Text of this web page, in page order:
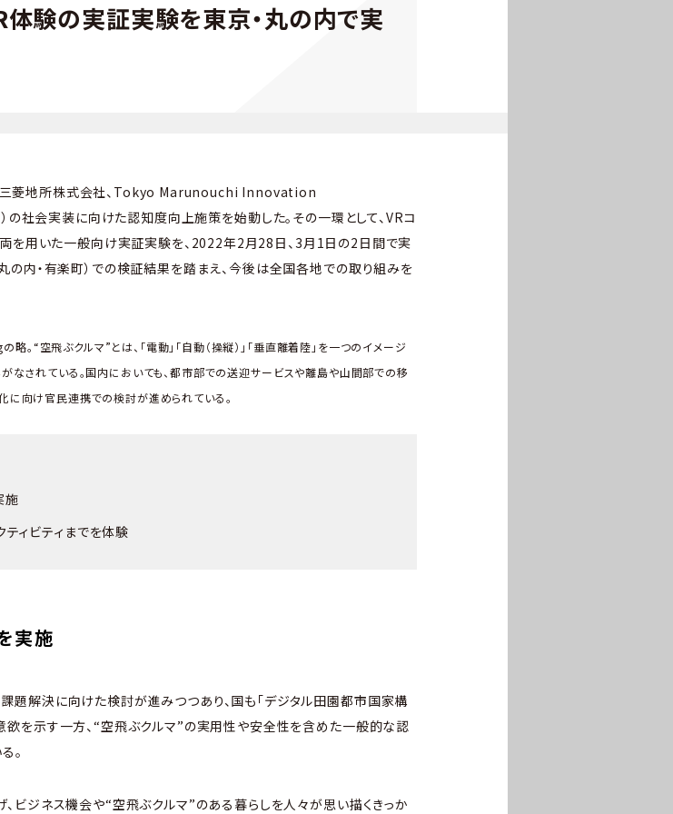
験の実証実験を東京・丸の内で実
三菱地所株式会社、Tokyo Marunouchi Innovation
社会実装に向けた認知度向上施策を始動した。その一環として、VRコ
を用いた一般向け実証実験を、2022年2月28日、3月1日の2日間で実
の内・有楽町）での検証結果を踏まえ、今後は全国各地での取り組みを
飛ぶクルマ”とは、「電動」「自動（操縦）」「垂直離着陸」を一つのイメージ
なされている。国内においても、都市部での送迎サービスや離島や山間部での移
に向け官民連携での検討が進められている。
施
ィビティまでを体験
実施
題解決に向けた検討が進みつつあり、国も「デジタル田園都市国家構
欲を示す一方、“空飛ぶクルマ”の実用性や安全性を含めた一般的な認
。
ビジネス機会や“空飛ぶクルマ”のある暮らしを人々が思い描くきっか